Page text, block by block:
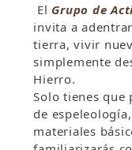
El Grupo de
invita a
tierra, vivir
simplemente
Hierro.
Solo tienes que
de
materiales